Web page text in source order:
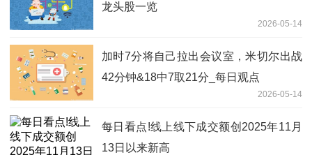
龙头股一览
2026-05-14
加时7分将自己拉出会议室，米切尔出战
42分钟&18中7取21分_每日观点
2026-05-14
每日看点!线上线下成交额创2025年11月
13日以来新高